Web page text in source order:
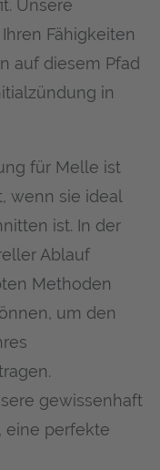
Unsere
Fähigkeiten
auf diesem Pfad
in
für Mel­le ist
wenn sie ideal
ist. In der
Ablauf
Methoden
um den
gewissenhaft
eine perfekte